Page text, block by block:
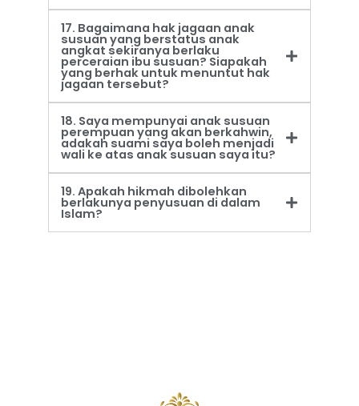
17. Bagaimana hak jagaan anak
susuan yang berstatus anak
angkat sekiranya berlaku
perceraian ibu susuan? Siapakah
yang berhak untuk menuntut hak
jagaan tersebut?
18. Saya mempunyai anak susuan
perempuan yang akan berkahwin,
adakah suami saya boleh menjadi
wali ke atas anak susuan saya itu?
19. Apakah hikmah dibolehkan
berlakunya penyusuan di dalam
Islam?